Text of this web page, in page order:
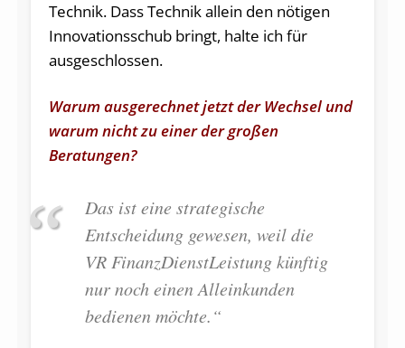
Technik. Dass Technik allein den nötigen
Innovationsschub bringt, halte ich für
ausgeschlossen.
Warum ausgerechnet jetzt der Wechsel und
warum nicht zu einer der großen
Beratungen?
Das ist eine strategische
Entscheidung gewesen, weil die
VR FinanzDienstLeistung künftig
nur noch einen Alleinkunden
bedienen möchte.“